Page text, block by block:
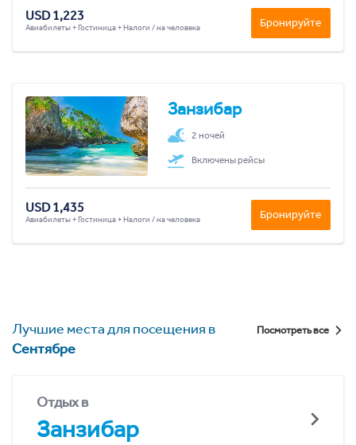
USD 1,223
Авиабилеты + Гостиница + Налоги / на человека Бронируйте
Занзибар
2 ночей
Включены рейсы
USD 1,435
Авиабилеты + Гостиница + Налоги / на человека Бронируйте
Лучшие места для посещения в
Сентябре
Посмотреть все
Отдых в
Занзибар